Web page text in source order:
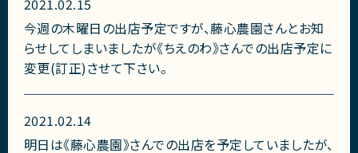
今週の木曜日の出店予定ですが、藤心農園さんとお知
らせしてしまいましたが《ちえのわ》さんでの出店予定に
変更(訂正)させて下さい。
2021.02.14
明日は《藤心農園》さんでの出店を予定していましたが、